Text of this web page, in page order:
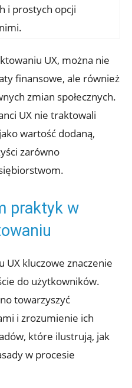
i prostych opcji
UX, można nie
finansowe, ale również
zmian społecznych.
UX nie traktowali
wartość dodaną,
zarówno
praktyk w
kluczowe znaczenie
do użytkowników.
towarzyszyć
i zrozumienie ich
które ilustrują, jak
w procesie